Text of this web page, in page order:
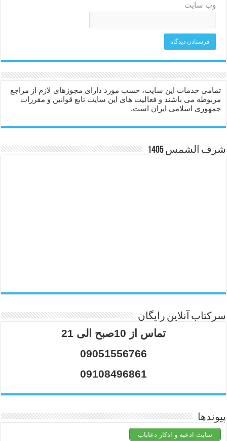
وب‌ سایت
تمامی خدمات این سایت، حسب مورد دارای مجوزهای لازم از مراجع
مربوطه می باشند و فعالیت های این سایت تابع قوانین و مقررات
جمهوری اسلامی ایران است.
شرف الشمس 1405
سرکتاب آنلاین رایگان
تماس از 10صبح الی 21
09051556766
09108496861
پیوندها
سایت ادعیه و اذکار دعایاب